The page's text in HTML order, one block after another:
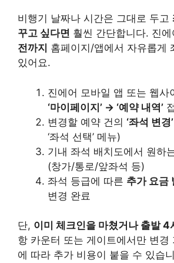
비행기 날짜나 시간은 그대로 두고
꾸고 싶다면 훨씬 간단합니다. 진
전까지 홈페이지/앱에서 자유롭게
있어요.
진에어 모바일 앱 또는 웹사
‘마이페이지’ → ‘예약 내역’
변경할 예약 건의 ‘좌석 변경’
‘좌석 선택’ 메뉴)
기내 좌석 배치도에서 원하
(창가/통로/앞좌석 등)
좌석 등급에 따른 추가 요금
변경 완료
단, 이미 체크인을 마쳤거나 출발 4
항 카운터 또는 게이트에서만 변경
에 따라 추가 비용이 붙을 수 있습